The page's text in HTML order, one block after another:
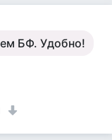
БФ. Удобно!